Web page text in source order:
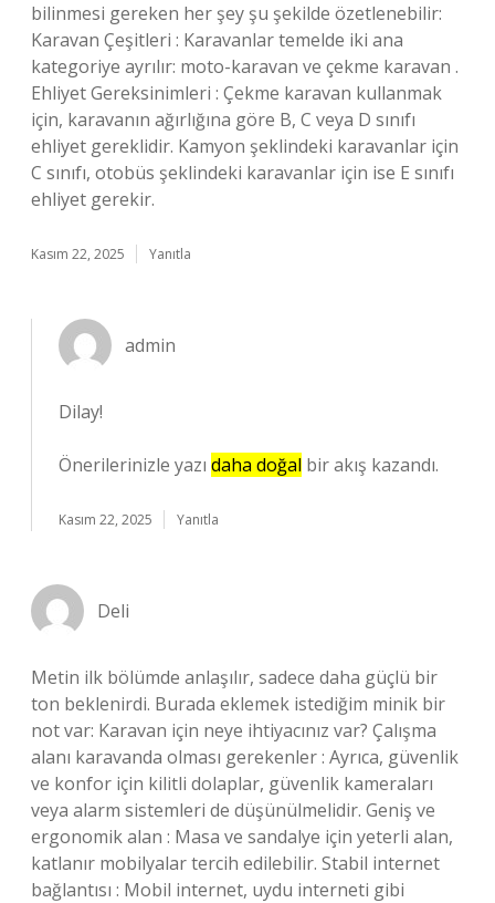
bilinmesi gereken her şey şu şekilde özetlenebilir:
Karavan Çeşitleri : Karavanlar temelde iki ana
kategoriye ayrılır: moto-karavan ve çekme karavan .
Ehliyet Gereksinimleri : Çekme karavan kullanmak
için, karavanın ağırlığına göre B, C veya D sınıfı
ehliyet gereklidir. Kamyon şeklindeki karavanlar için
C sınıfı, otobüs şeklindeki karavanlar için ise E sınıfı
ehliyet gerekir.
Kasım 22, 2025 Yanıtla
admin
Dilay!
Önerilerinizle yazı daha doğal bir akış kazandı.
Kasım 22, 2025 Yanıtla
Deli
Metin ilk bölümde anlaşılır, sadece daha güçlü bir
ton beklenirdi. Burada eklemek istediğim minik bir
not var: Karavan için neye ihtiyacınız var? Çalışma
alanı karavanda olması gerekenler : Ayrıca, güvenlik
ve konfor için kilitli dolaplar, güvenlik kameraları
veya alarm sistemleri de düşünülmelidir. Geniş ve
ergonomik alan : Masa ve sandalye için yeterli alan,
katlanır mobilyalar tercih edilebilir. Stabil internet
bağlantısı : Mobil internet, uydu interneti gibi